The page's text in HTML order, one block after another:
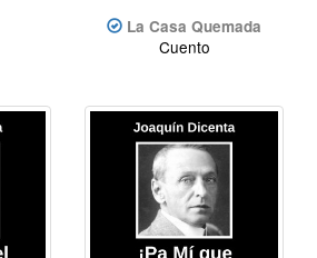
La Casa Quemada
Cuento